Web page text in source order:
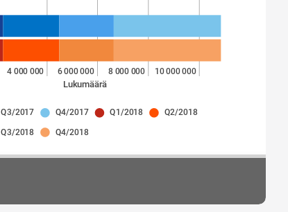
4 000 000 6 000 000 8 000 000 10 000 000
Lukumäärä
Q3/2017 Q4/2017 Q1/2018 Q2/2018
Q3/2018 Q4/2018